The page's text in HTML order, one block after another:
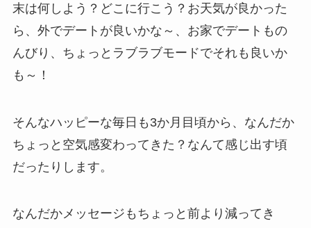
末は何しよう？どこに行こう？お天気が良かった
ら、外でデートが良いかな～、お家でデートもの
んびり、ちょっとラブラブモードでそれも良いか
も～！
そんなハッピーな毎日も3か月目頃から、なんだか
ちょっと空気感変わってきた？なんて感じ出す頃
だったりします。
なんだかメッセージもちょっと前より減ってき